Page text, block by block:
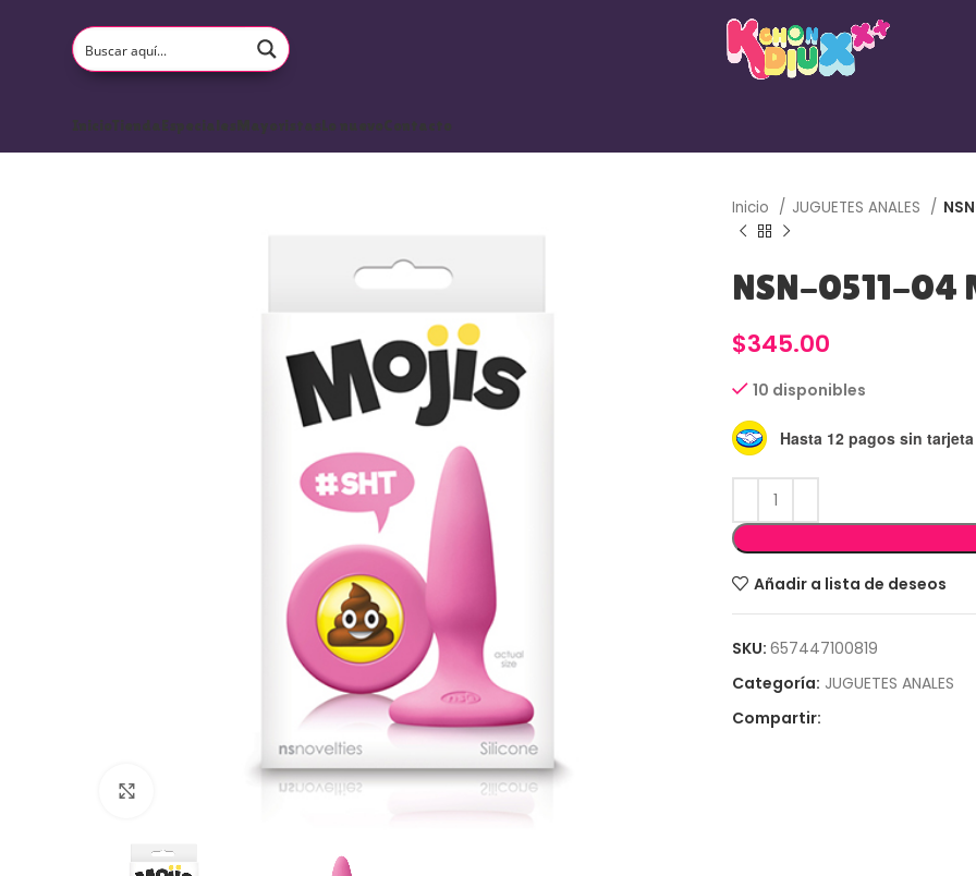
InicioTiendaEspecialesMayoristasLo nuevoContacto
Haga Click para agrandar
Inicio JUGUETES ANALES
NSN-0511-04
$345.00
10 disponibles
Hasta 12 pagos sin tarjeta
Añadir a lista de deseos
SKU: 657447100819
Categoría: JUGUETES ANALES
Compartir: